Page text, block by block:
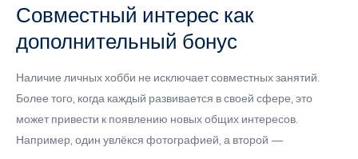
Совместный интерес как
дополнительный бонус
Наличие личных хобби не исключает совместных занятий.
Более того, когда каждый развивается в своей сфере, это
может привести к появлению новых общих интересов.
Например, один увлёкся фотографией, а второй —